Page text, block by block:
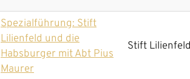
Spezialführung: Stift
Lilienfeld und die
Habsburger mit Abt Pius
Maurer
Stift